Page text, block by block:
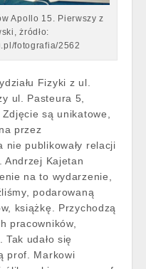
Apollo 15. Pierwszy z
żródło:
fotografia/2562
Fizyki z ul.
ul. Pasteura 5,
są unikatowe,
przez
nie publikowały relacji
Andrzej Kajetan
na to wydarzenie,
podarowaną
książkę. Przychodzą
pracowników,
udało się
prof. Markowi